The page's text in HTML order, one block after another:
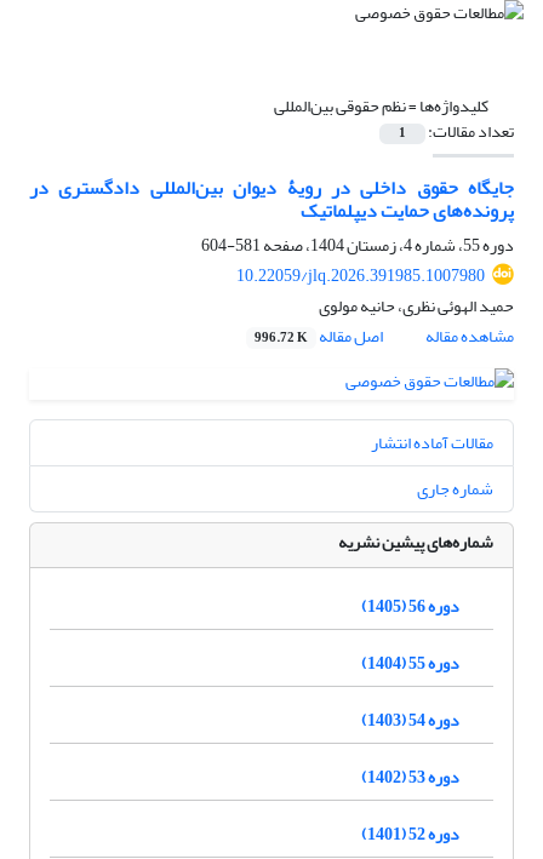
کلیدواژه‌ها =نظم حقوقی بین‌المللی
تعداد مقالات: 1
جایگاه حقوق داخلی در رویۀ دیوان بین‌المللی دادگستری در
پرونده‌های حمایت دیپلماتیک
دوره 55، شماره 4، زمستان 1404، صفحه
581-604
10.22059/jlq.2026.391985.1007980
حمید الهوئی نظری، حانیه مولوی
مشاهده مقاله
اصل مقاله 996.72 K
مقالات آماده انتشار
شماره جاری
شماره‌های پیشین نشریه
دوره 56 (1405)
دوره 55 (1404)
دوره 54 (1403)
دوره 53 (1402)
دوره 52 (1401)